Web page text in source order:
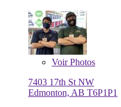
VoirPhotos
7403 17th St NW
Edmonton, AB T6P1P1